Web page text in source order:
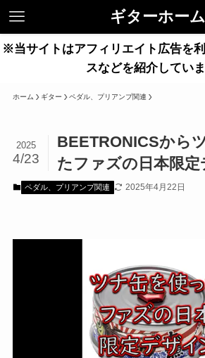
ギターホーム
※当サイトはアフィリエイト広告を
スなどを紹介していま
ホーム ギター ペダル、プリアンプ関連
BEETRONICSから
たファズの日本限
2025
4/23
ペダル、プリアンプ関連 2025年4月22日